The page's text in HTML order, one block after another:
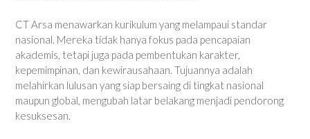
CT Arsa menawarkan kurikulum yang melampaui standar
nasional. Mereka tidak hanya fokus pada pencapaian
akademis, tetapi juga pada pembentukan karakter,
kepemimpinan, dan kewirausahaan. Tujuannya adalah
melahirkan lulusan yang siap bersaing di tingkat nasional
maupun global, mengubah latar belakang menjadi pendorong
kesuksesan.